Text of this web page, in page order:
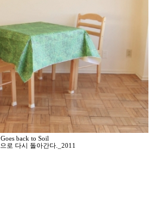
back to Soil
로 다시 돌아간다._2011